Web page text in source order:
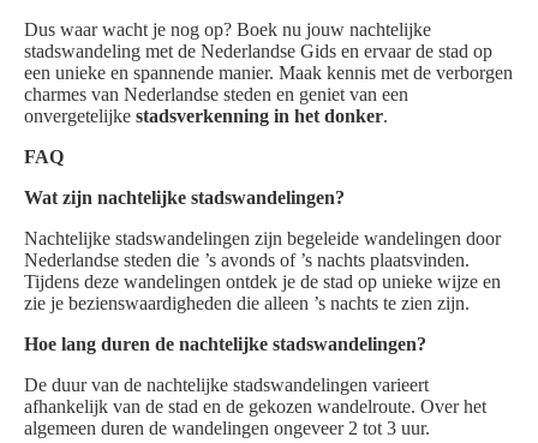
Dus waar wacht je nog op? Boek nu jouw nachtelijke
stadswandeling met de Nederlandse Gids en ervaar de stad op
een unieke en spannende manier. Maak kennis met de verborgen
charmes van Nederlandse steden en geniet van een
onvergetelijke stadsverkenning in het donker.
FAQ
Wat zijn nachtelijke stadswandelingen?
Nachtelijke stadswandelingen zijn begeleide wandelingen door
Nederlandse steden die ’s avonds of ’s nachts plaatsvinden.
Tijdens deze wandelingen ontdek je de stad op unieke wijze en
zie je bezienswaardigheden die alleen ’s nachts te zien zijn.
Hoe lang duren de nachtelijke stadswandelingen?
De duur van de nachtelijke stadswandelingen varieert
afhankelijk van de stad en de gekozen wandelroute. Over het
algemeen duren de wandelingen ongeveer 2 tot 3 uur.